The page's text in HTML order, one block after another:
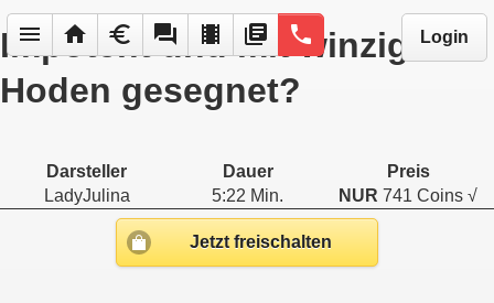
menu home euro forum local_movies library_books phone Login
Impotent und mit winzigen
Hoden gesegnet?
Darsteller Dauer
Preis
LadyJulina
5:22 Min. NUR 741 Coins √
Jetzt freischalten